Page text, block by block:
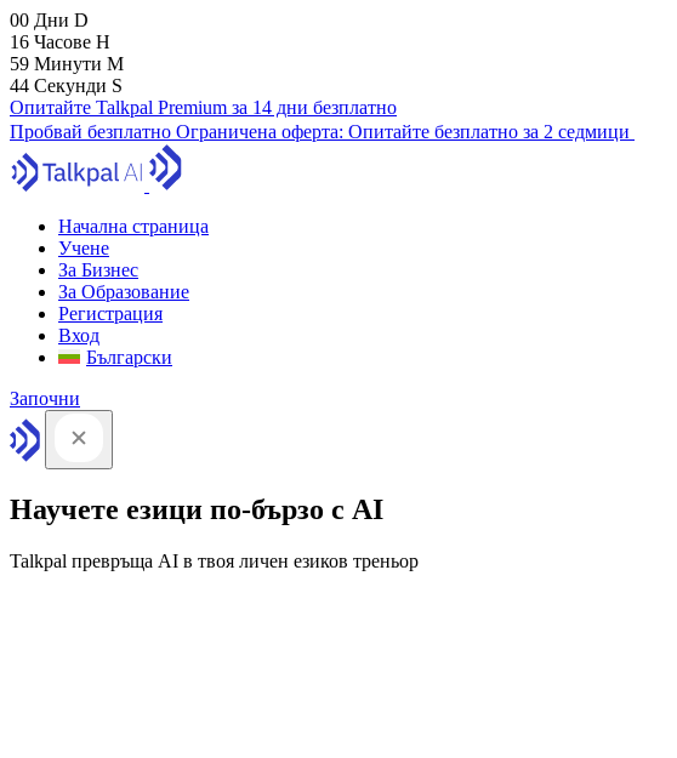
00 Дни D
16 Часове H
59 Минути M
43 Секунди S
Опитайте Talkpal Premium за 14 дни безплатно
Пробвай безплатно Ограничена оферта: Опитайте безплатно за 2 седмици
Начална страница
Учене
За Бизнес
За Образование
Регистрация
Вход
Български
Започни
Научете езици по-бързо с AI
Talkpal превръща AI в твоя личен езиков треньор